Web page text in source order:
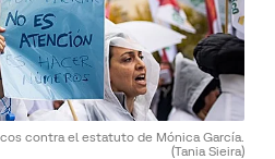
contra el estatuto de Mónica García.
(Tania Sieira)